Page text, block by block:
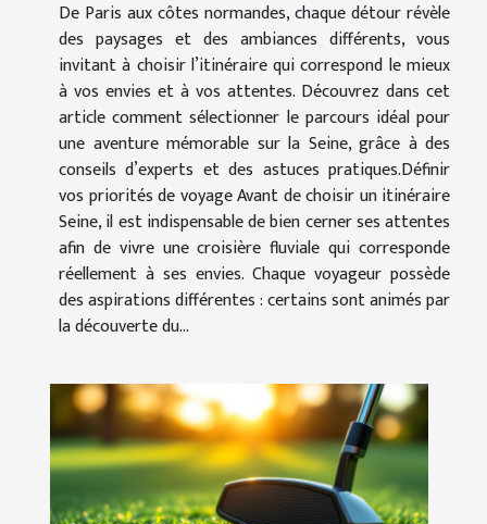
De Paris aux côtes normandes, chaque détour révèle
des paysages et des ambiances différents, vous
invitant à choisir l’itinéraire qui correspond le mieux
à vos envies et à vos attentes. Découvrez dans cet
article comment sélectionner le parcours idéal pour
une aventure mémorable sur la Seine, grâce à des
conseils d’experts et des astuces pratiques.Définir
vos priorités de voyage Avant de choisir un itinéraire
Seine, il est indispensable de bien cerner ses attentes
afin de vivre une croisière fluviale qui corresponde
réellement à ses envies. Chaque voyageur possède
des aspirations différentes : certains sont animés par
la découverte du...